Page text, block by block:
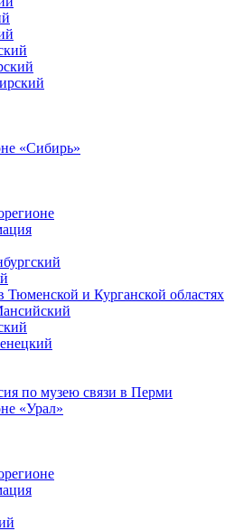
«Сибирь»
Тюменской и Курганской областях
по музею связи в Перми
«Урал»